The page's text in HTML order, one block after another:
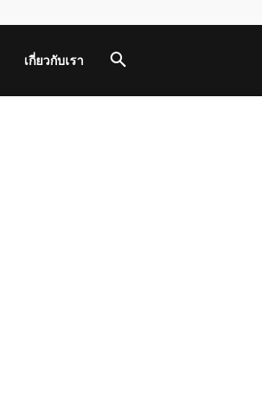
เกี่ยวกับเรา